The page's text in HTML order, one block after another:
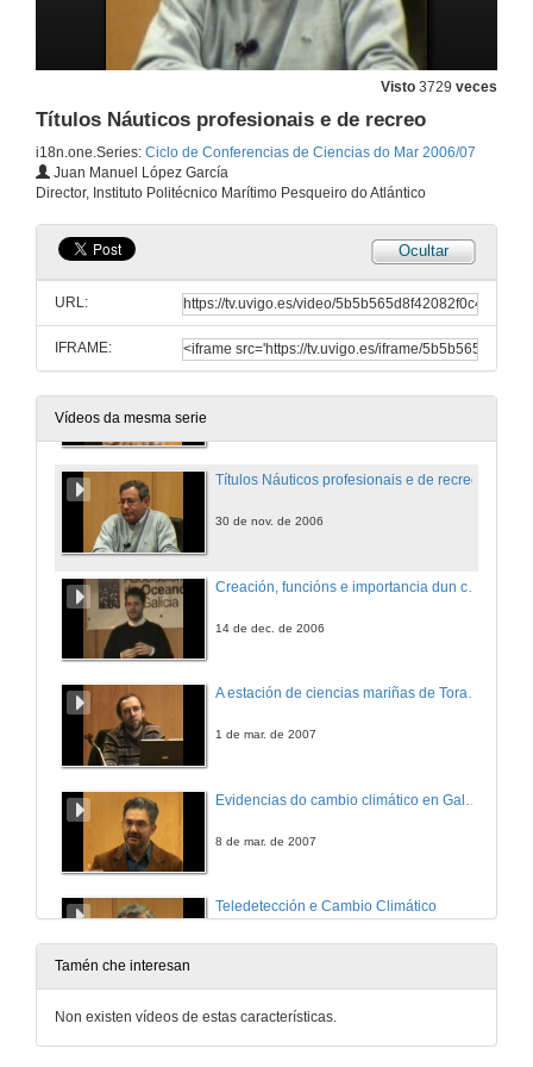
Visto 3729 veces
Títulos Náuticos profesionais e de recreo
i18n.one.Series: Ciclo de Conferencias de Ciencias do Mar 2006/07
Juan Manuel López García
Director, Instituto Politécnico Marítimo Pesqueiro do Atlántico
Ocultar
URL:
IFRAME:
Vídeos da mesma serie
O Posgrao no Espazo Europeo de Educación Superior
26 de out. de 2006
Biotecnoloxía aplicada ao medio mariño
9 de nov. de 2006
Simulación numérica en Oceanografía
Títulos Náuticos profesionais e de recreo
30 de nov. de 2006
14 de dec. de 2006
A estación de ciencias mariñas de Toralla
1 de mar. de 2007
8 de mar. de 2007
Teledetección e Cambio Climático
15 de mar. de 2007
Tamén che interesan
Non existen vídeos de estas características.